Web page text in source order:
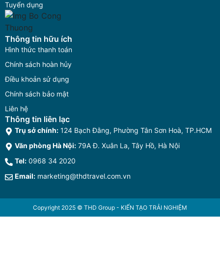
Tuyển dụng
Thông tin hữu ích
Hình thức thanh toán
Chính sách hoàn hủy
Điều khoản sử dụng
Chính sách bảo mật
Liên hệ
Thông tin liên lạc
Trụ sở chính: 124 Bạch Đằng, Phường Tân Sơn Hoà, TP.HCM
Văn phòng Hà Nội: 79A Đ. Xuân La, Tây Hồ, Hà Nội
Tel: 0968 34 2020
Email: marketing@thdtravel.com.vn
Copyright 2025 © THD Group - KIẾN TẠO TRẢI NGHIỆM